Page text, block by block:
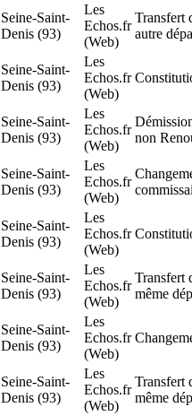
Seine-Saint-
Denis (93)
Les
Echos.fr
(Web)
Transfert
autre
Seine-Saint-
Denis (93)
Les
Echos.fr
(Web)
Seine-Saint-
Denis (93)
Les
Echos.fr
(Web)
non
Seine-Saint-
Denis (93)
Les
Echos.fr
(Web)
Seine-Saint-
Denis (93)
Les
Echos.fr
(Web)
Seine-Saint-
Denis (93)
Les
Echos.fr
(Web)
Transfert
même
Seine-Saint-
Denis (93)
Les
Echos.fr
(Web)
Seine-Saint-
Denis (93)
Les
Echos.fr
(Web)
Transfert
même